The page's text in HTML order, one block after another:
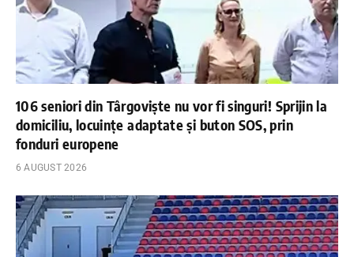
106 seniori din Târgoviște nu vor fi singuri! Sprijin la
domiciliu, locuințe adaptate și buton SOS, prin
fonduri europene
6 AUGUST 2026